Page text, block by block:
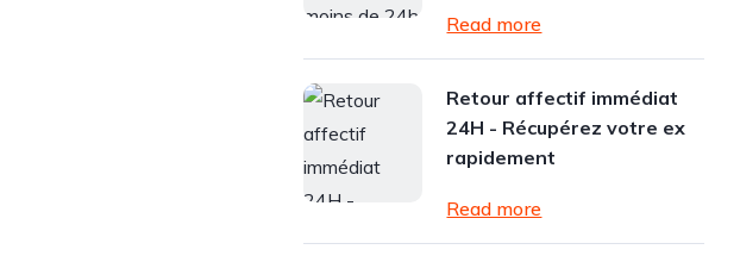
Read more
Retour affectif immédiat
24H - Récupérez votre ex
rapidement
Read more